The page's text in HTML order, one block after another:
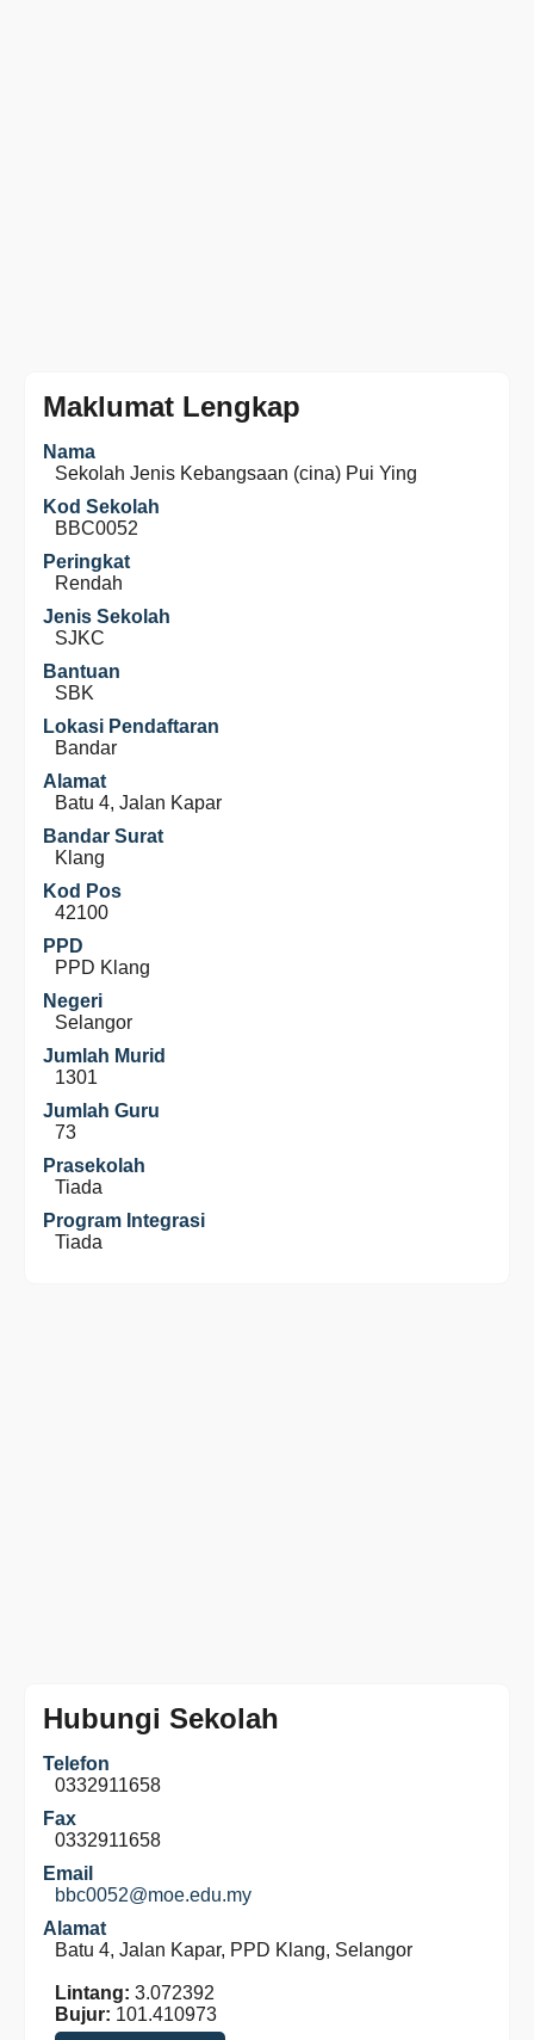
Maklumat Lengkap
Nama
Sekolah Jenis Kebangsaan (cina) Pui Ying
Kod Sekolah
BBC0052
Peringkat
Rendah
Jenis Sekolah
SJKC
Bantuan
SBK
Lokasi Pendaftaran
Bandar
Alamat
Batu 4, Jalan Kapar
Bandar Surat
Klang
Kod Pos
42100
PPD
PPD Klang
Negeri
Selangor
Jumlah Murid
1301
Jumlah Guru
73
Prasekolah
Tiada
Program Integrasi
Tiada
Hubungi Sekolah
Telefon
0332911658
Fax
0332911658
Email
bbc0052@moe.edu.my
Alamat
Batu 4, Jalan Kapar, PPD Klang, Selangor
Lintang: 3.072392
Bujur: 101.410973